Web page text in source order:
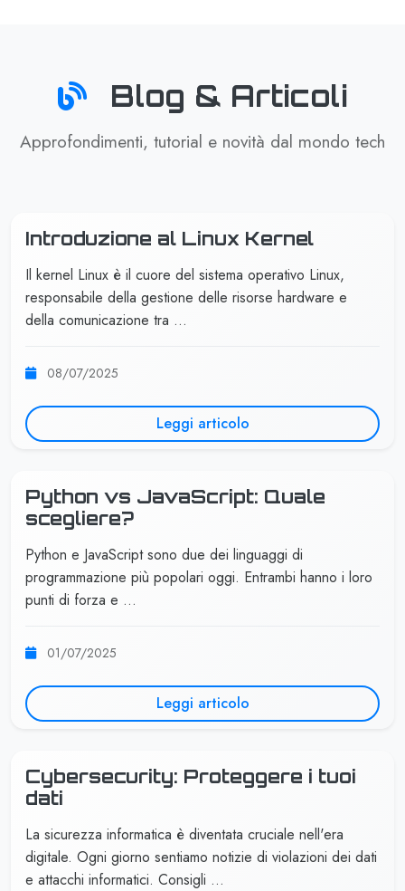
Blog & Articoli
Approfondimenti, tutorial e novità dal mondo tech
Introduzione al Linux Kernel
Il kernel Linux è il cuore del sistema operativo Linux,
responsabile della gestione delle risorse hardware e
della comunicazione tra …
08/07/2025
Leggi articolo
Python vs JavaScript: Quale
scegliere?
Python e JavaScript sono due dei linguaggi di
programmazione più popolari oggi. Entrambi hanno i loro
punti di forza e …
01/07/2025
Leggi articolo
Cybersecurity: Proteggere i tuoi
dati
La sicurezza informatica è diventata cruciale nell'era
digitale. Ogni giorno sentiamo notizie di violazioni dei dati
e attacchi informatici. Consigli …